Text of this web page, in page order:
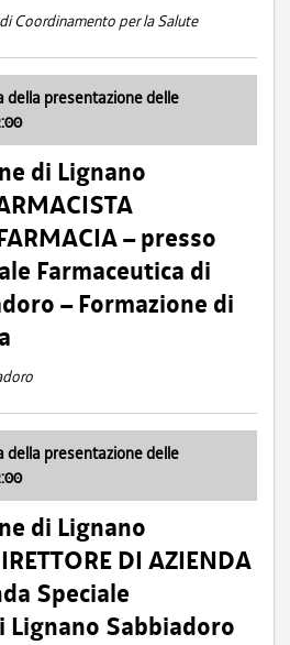
Coordinamento per la Salute
della presentazione delle
di Lignano
– presso
Farmaceutica di
– Formazione di
della presentazione delle
di Lignano
DI AZIENDA
Speciale
Lignano Sabbiadoro